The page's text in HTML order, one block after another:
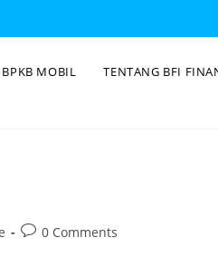
MOBIL TENTANG BFI
0 Comments